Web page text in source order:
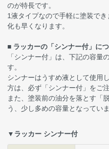
のが特長です。
1液タイプなので手軽に塗装で
化も早くなります。
■ ラッカーの「シンナー付」に
「シンナー付」は、下記の容量
す。
シンナーはうすめ液として使用
方は、必ず「シンナー付」をご
また、塗装前の油分を落とす「
う、少し多めの容量となっていま
▼ラッカー シンナー付